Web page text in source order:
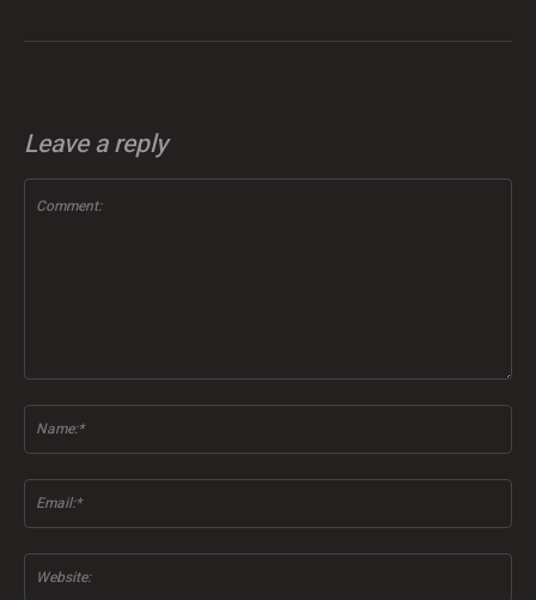
Leave a reply